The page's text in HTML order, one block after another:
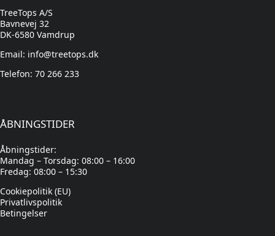
TreeTops A/S
Bavnevej 32
DK-6580 Vamdrup
Email: info@treetops.dk
Telefon: 70 266 233
ÅBNINGSTIDER
Åbningstider:
Mandag – Torsdag: 08:00 – 16:00
Fredag: 08:00 – 15:30
Cookiepolitik (EU)
Privatlivspolitik
Betingelser